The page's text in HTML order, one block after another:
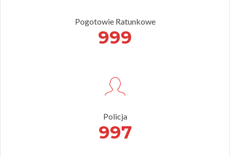
Pogotowie Ratunkowe
999
Policja
997